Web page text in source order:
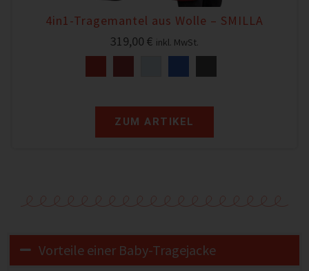
4in1-Tragemantel aus Wolle – SMILLA
319,00 € inkl. MwSt.
ZUM ARTIKEL
Vorteile einer Baby-Tragejacke